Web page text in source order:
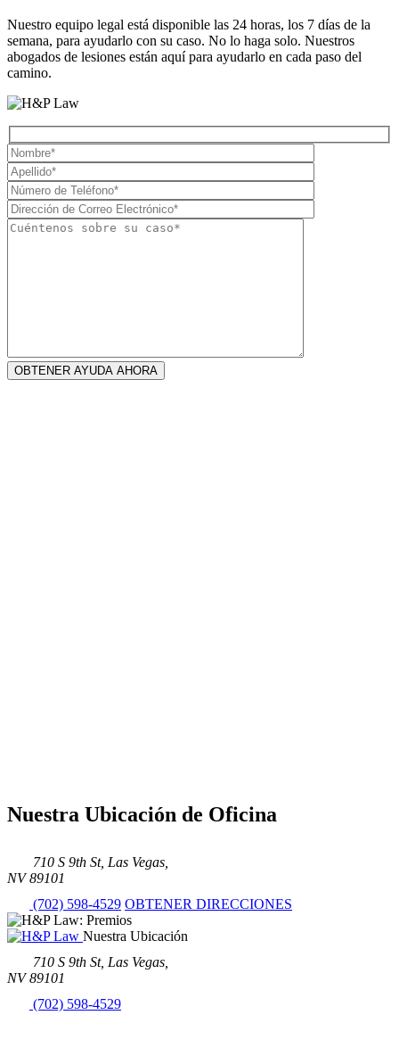
Nuestro equipo legal está disponible las 24 horas, los 7 días de la
semana, para ayudarlo con su caso. No lo haga solo. Nuestros
abogados de lesiones están aquí para ayudarlo en cada paso del
camino.
Nuestra Ubicación de Oficina
710 S 9th St, Las Vegas,
NV 89101
(702) 598-4529 OBTENER DIRECCIONES
Nuestra Ubicación
710 S 9th St, Las Vegas,
NV 89101
(702) 598-4529